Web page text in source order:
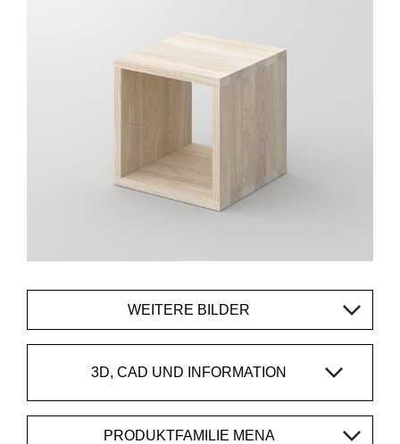
WEITERE BILDER
3D, CAD UND INFORMATION
PRODUKTFAMILIE MENA